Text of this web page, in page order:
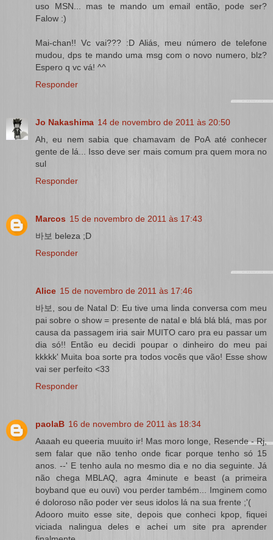
uso MSN... mas te mando um email então, pode ser?
Falow :)
Mai-chan!! Vc vai??? :D Aliás, meu número de telefone
mudou, dps te mando uma msg com o novo numero, blz?
Espero q vc vá! ^^
Responder
Jo Nakashima 14 de novembro de 2011 às 20:50
Ah, eu nem sabia que chamavam de PoA até conhecer
gente de lá... Isso deve ser mais comum pra quem mora no
sul
Responder
Marcos 15 de novembro de 2011 às 17:43
바보 beleza ;D
Responder
Alice 15 de novembro de 2011 às 17:46
바보, sou de Natal D: Eu tive uma linda conversa com meu
pai sobre o show = presente de natal e blá blá blá, mas por
causa da passagem iria sair MUITO caro pra eu passar um
dia só!! Então eu decidi poupar o dinheiro do meu pai
kkkkk' Muita boa sorte pra todos vocês que vão! Esse show
vai ser perfeito <33
Responder
paolaB 16 de novembro de 2011 às 18:34
Aaaah eu queeria muuito ir! Mas moro longe, Resende - Rj,
sem falar que não tenho onde ficar porque tenho só 15
anos. --' E tenho aula no mesmo dia e no dia seguinte. Já
não chega MBLAQ, agra 4minute e beast (a primeira
boyband que eu ouvi) vou perder também... Imginem como
é doloroso não poder ver seus idolos lá na sua frente ;'(
Adooro muito esse site, depois que conheci kpop, fiquei
viciada nalingua deles e achei um site pra aprender